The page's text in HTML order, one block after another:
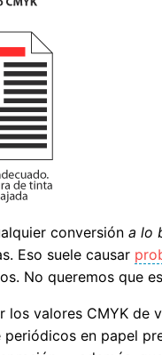
conversión a lo
Eso suele causar
No queremos que
los valores CMYK
en papel